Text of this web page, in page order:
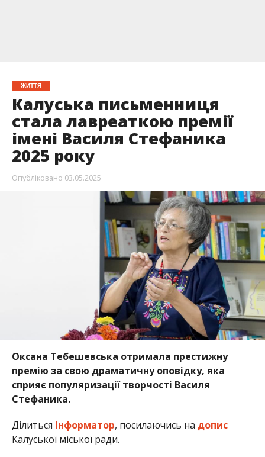
ЖИТТЯ
Калуська письменниця
стала лавреаткою премії
імені Василя Стефаника
2025 року
Опубліковано 03.05.2025
Оксана Тебешевська отримала престижну
премію за свою драматичну оповідку, яка
сприяє популяризації творчості Василя
Стефаника.
Ділиться Інформатор, посилаючись на допис
Калуської міської ради.